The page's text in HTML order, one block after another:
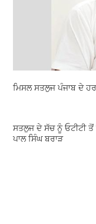
ਮਿਸਲ ਸਤਲੁਜ ਪੰਜਾਬ ਦੇ
ਸਤਲੁਜ ਦੇ ਸੱਚ ਨੂੰ ਓਟੀਟੀ
ਪਾਲ ਸਿੰਘ ਬਰਾੜ